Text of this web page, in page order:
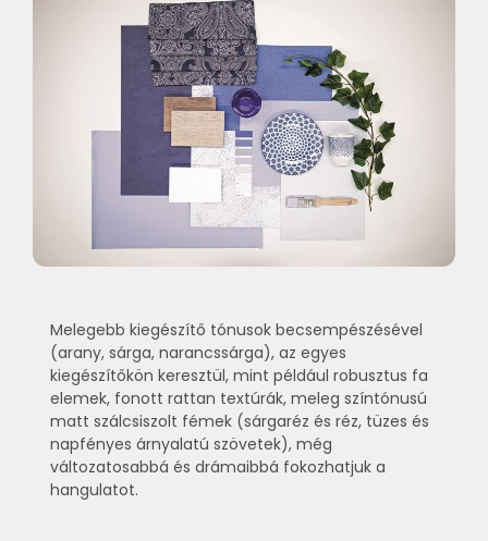
Melegebb kiegészítő tónusok becsempészésével
(arany, sárga, narancssárga), az egyes
kiegészítőkön keresztül, mint például robusztus fa
elemek, fonott rattan textúrák, meleg színtónusú
matt szálcsiszolt fémek (sárgaréz és réz, tüzes és
napfényes árnyalatú szövetek), még
változatosabbá és drámaibbá fokozhatjuk a
hangulatot.